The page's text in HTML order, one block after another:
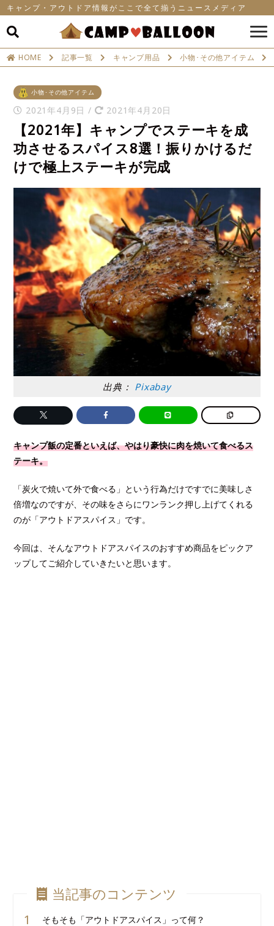
キャンプ・アウトドア情報がここで全て揃うニュースメディア
HOME 記事一覧 キャンプ用品 小物･その他アイテム
小物･その他アイテム
2021年4月9日 / 2021年4月20日
【2021年】キャンプでステーキを成
功させるスパイス8選！振りかけるだ
けで極上ステーキが完成
出典： Pixabay
キャンプ飯の定番といえば、やはり豪快に肉を焼いて食べるス
テーキ。
「炭火で焼いて外で食べる」という行為だけですでに美味しさ
倍増なのですが、その味をさらにワンランク押し上げてくれる
のが「アウトドアスパイス」です。
今回は、そんなアウトドアスパイスのおすすめ商品をピックア
ップしてご紹介していきたいと思います。
当記事のコンテンツ
そもそも「アウトドアスパイス」って何？